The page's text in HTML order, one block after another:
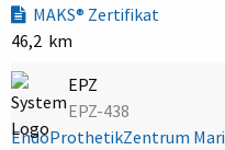
MAKS® Zertifikat
46,2 km
EPZ
EPZ-438
EndoProthetikZentrum